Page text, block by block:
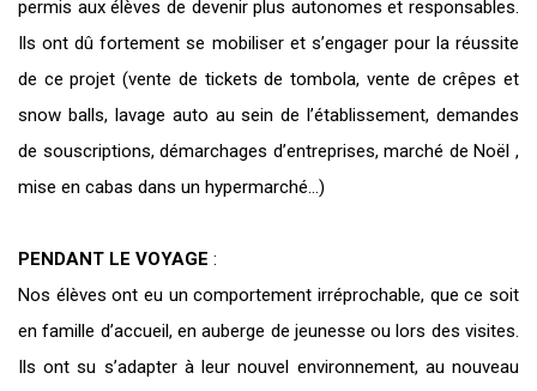
permis aux élèves de devenir plus autonomes et responsables.
Ils ont dû fortement se mobiliser et s’engager pour la réussite
de ce projet (vente de tickets de tombola, vente de crêpes et
snow balls, lavage auto au sein de l’établissement, demandes
de souscriptions, démarchages d’entreprises, marché de Noël ,
mise en cabas dans un hypermarché…)
PENDANT LE VOYAGE :
Nos élèves ont eu un comportement irréprochable, que ce soit
en famille d’accueil, en auberge de jeunesse ou lors des visites.
Ils ont su s’adapter à leur nouvel environnement, au nouveau